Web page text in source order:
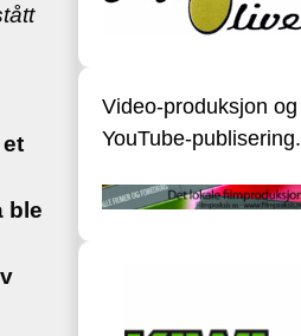
ble
Video-produksjon og
YouTube-publisering.